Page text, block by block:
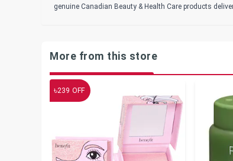
genuine Canadian Beauty & Health Care products
More from this store
৳239 OFF